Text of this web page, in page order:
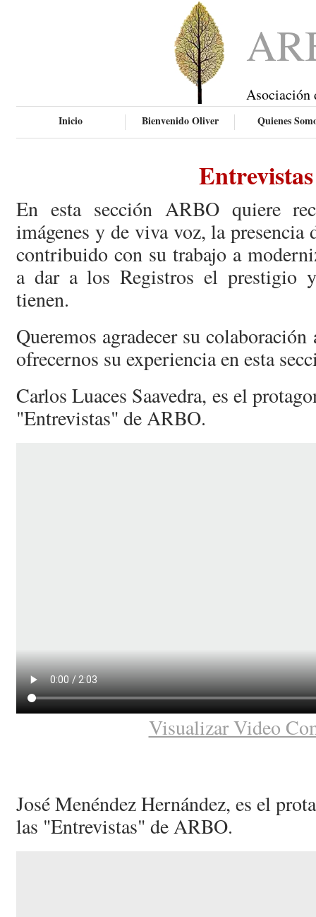
Asociación
Inicio Bienvenido Oliver Quienes
Entrevistas
En esta sección ARBO quiere
imágenes y de viva voz, la presencia
contribuido con su trabajo a
a dar a los Registros el prestigio
tienen.
Queremos agradecer su colaboración
ofrecernos su experiencia en esta
Carlos Luaces Saavedra, es el
"Entrevistas" de ARBO.
Visualizar Video
José Menéndez Hernández, es el
las "Entrevistas" de ARBO.